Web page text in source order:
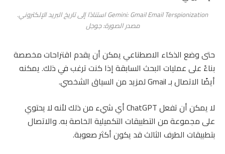
Gemini: Gmail Email Terspionization استنادًا إلى تاريخ البريد الإلكتروني.
مصدر الصورة: جوجل
حتى وضع الذكاء الاصطناعي يمكن أن يقدم اقتراحات مخصصة
بناءً على عمليات البحث السابقة إذا كنت ترغب في ذلك. يمكنه
أيضًا الاتصال بـ Gmail لمزيد من السياق الشخصي.
لا يمكن أن تفعل ChatGPT أي شيء من ذلك لأنه لا يحتوي
على مجموعة من التطبيقات التكميلية الخاصة به. والاتصال
بتطبيقات الطرف الثالث قد يكون أكثر صعوبة.